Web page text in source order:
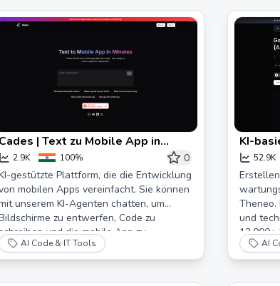
Cades | Text zu Mobile App in
Minuten
2.9K 100%
0
gestützte Plattform, die die Entwicklung
mobilen Apps vereinfacht. Sie können
unserem KI-Agenten chatten, um
zu entwerfen, Code zu
schreiben und die mobile App zu
alles direkt in Ihrem
AI Code & IT Tools
KI-
52.9K
Theneo.
und
12.000+
zu
um 3x
AI